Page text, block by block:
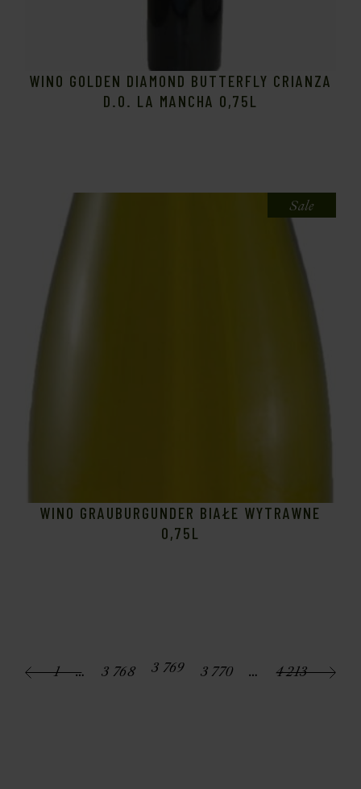
WINO GOLDEN DIAMOND BUTTERFLY CRIANZA
D.O. LA MANCHA 0,75L
Sale
WINO GRAUBURGUNDER BIAŁE WYTRAWNE
0,75L
1 … 3 768 3 769 3 770 … 4 213